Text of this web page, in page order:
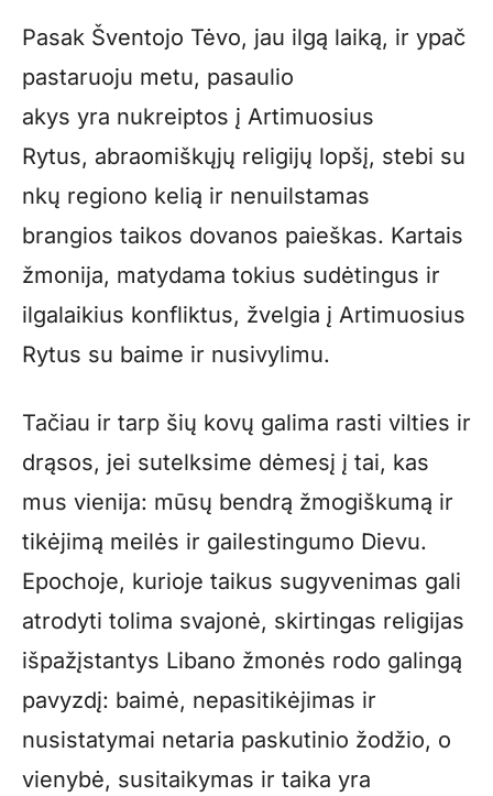
Pasak Šventojo Tėvo, jau ilgą laiką, ir ypač
pastaruoju metu, pasaulio
akys yra nukreiptos į Artimuosius
Rytus, abraomiškųjų religijų lopšį, stebi su
nkų regiono kelią ir nenuilstamas
brangios taikos dovanos paieškas. Kartais
žmonija, matydama tokius sudėtingus ir
ilgalaikius konfliktus, žvelgia į Artimuosius
Rytus su baime ir nusivylimu.
Tačiau ir tarp šių kovų galima rasti vilties ir
drąsos, jei sutelksime dėmesį į tai, kas
mus vienija: mūsų bendrą žmogiškumą ir
tikėjimą meilės ir gailestingumo Dievu.
Epochoje, kurioje taikus sugyvenimas gali
atrodyti tolima svajonė, skirtingas religijas
išpažįstantys Libano žmonės rodo galingą
pavyzdį: baimė, nepasitikėjimas ir
nusistatymai netaria paskutinio žodžio, o
vienybė, susitaikymas ir taika yra